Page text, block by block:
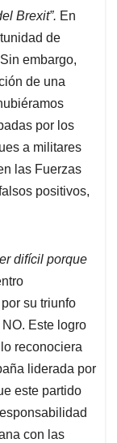
Brexit”. En
de
embargo,
de una
por los
a militares
las Fuerzas
positivos,
difícil porque
su triunfo
Este logro
reconociera
liderada por
este partido
con las